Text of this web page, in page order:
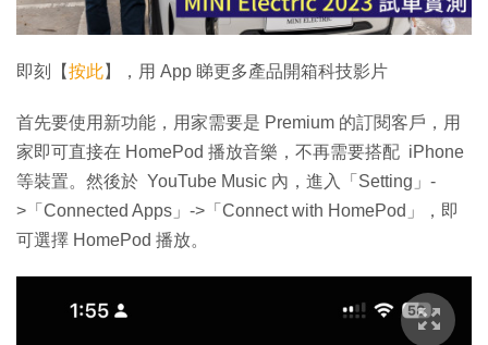
影
片
即刻【按此】，用 App 睇更多產品開箱科技影片
首先要使用新功能，用家需要是 Premium 的訂閱客戶，用
家即可直接在 HomePod 播放音樂，不再需要搭配 iPhone
等裝置。然後於 YouTube Music 內，進入「Setting」-
>「Connected Apps」->「Connect with HomePod」，即
可選擇 HomePod 播放。